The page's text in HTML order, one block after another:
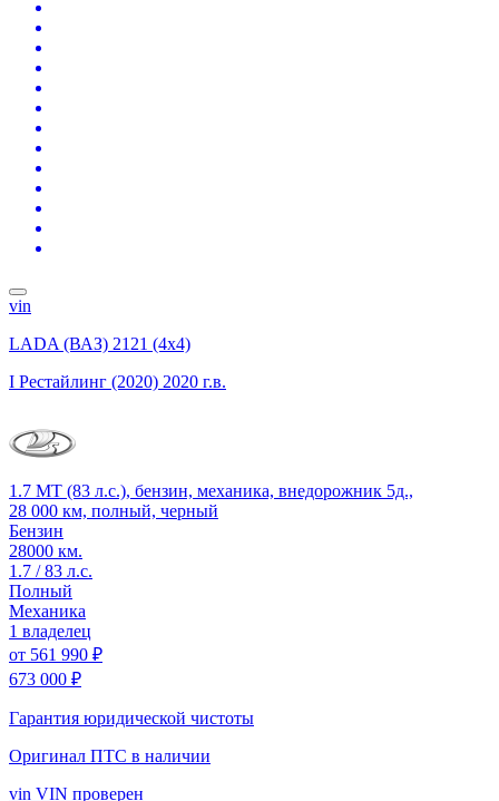
vin
LADA (ВАЗ) 2121 (4x4)
I Рестайлинг (2020) 2020 г.в.
1.7 MT (83 л.с.), бензин, механика, внедорожник 5д.,
28 000 км, полный, черный
Бензин
28000 км.
1.7 / 83 л.с.
Полный
Механика
1 владелец
от 561 990 ₽
673 000 ₽
Гарантия юридической чистоты
Оригинал ПТС в наличии
vin VIN проверен